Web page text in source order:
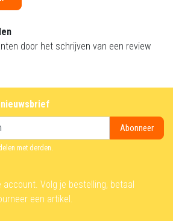
door het schrijven van een review
Abonneer
met derden.
account. Volg je bestelling, betaal
een artikel.